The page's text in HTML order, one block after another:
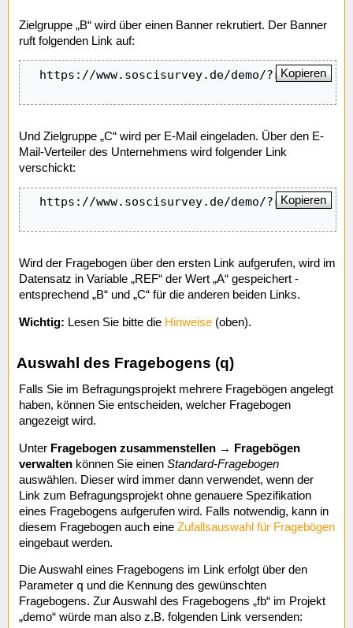
Zielgruppe „B“ wird über einen Banner rekrutiert. Der Banner
ruft folgenden Link auf:
  https://www.soscisurvey.de/demo/?r=B&q=q1
Kopieren
Und Zielgruppe „C“ wird per E-Mail eingeladen. Über den E-
Mail-Verteiler des Unternehmens wird folgender Link
verschickt:
  https://www.soscisurvey.de/demo/?r=C&q=q2
Kopieren
Wird der Fragebogen über den ersten Link aufgerufen, wird im
Datensatz in Variable „REF“ der Wert „A“ gespeichert -
entsprechend „B“ und „C“ für die anderen beiden Links.
Wichtig: Lesen Sie bitte die Hinweise (oben).
Auswahl des Fragebogens (q)
Falls Sie im Befragungsprojekt mehrere Fragebögen angelegt
haben, können Sie entscheiden, welcher Fragebogen
angezeigt wird.
Unter Fragebogen zusammenstellen →
Fragebögen
verwalten können Sie einen Standard-Fragebogen
auswählen. Dieser wird immer dann verwendet, wenn der
Link zum Befragungsprojekt ohne genauere Spezifikation
eines Fragebogens aufgerufen wird. Falls notwendig, kann in
diesem Fragebogen auch eine Zufallsauswahl für Fragebögen
eingebaut werden.
Die Auswahl eines Fragebogens im Link erfolgt über den
Parameter q und die Kennung des gewünschten
Fragebogens. Zur Auswahl des Fragebogens „fb“ im Projekt
„demo“ würde man also z.B. folgenden Link versenden: